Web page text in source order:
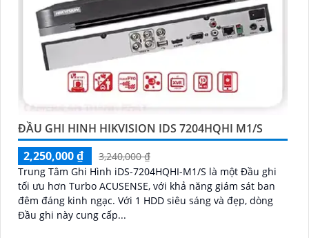
ĐẦU GHI HINH HIKVISION IDS 7204HQHI M1/S
2,250,000 ₫
3,240,000 ₫
Trung Tâm Ghi Hình iDS-7204HQHI-M1/S là một Đầu ghi
tối ưu hơn Turbo ACUSENSE, với khả năng giám sát ban
đêm đáng kinh ngạc. Với 1 HDD siêu sáng và đẹp, dòng
Đầu ghi này cung cấp...